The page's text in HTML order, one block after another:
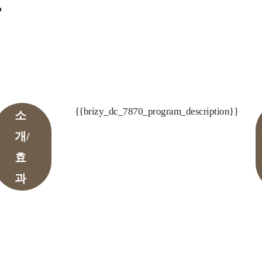
소
개/
효
과
{{brizy_dc_7870_program_description}}